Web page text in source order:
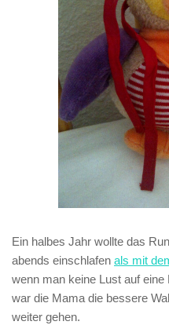
Ein halbes Jahr wollte das
abends einschlafen als mit
wenn man keine Lust auf
war die Mama die bessere
weiter gehen.